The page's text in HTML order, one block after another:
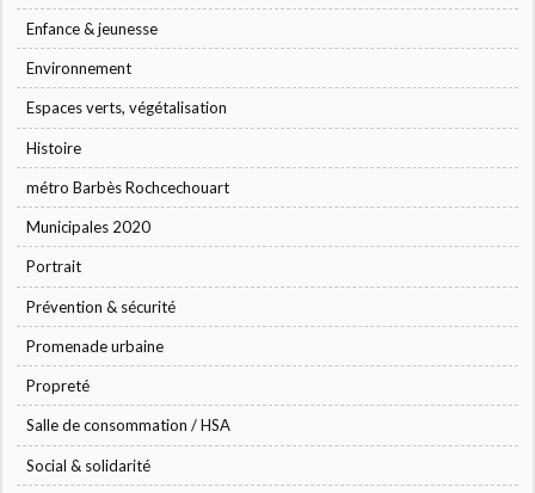
Enfance & jeunesse
Environnement
Espaces verts, végétalisation
Histoire
métro Barbès Rochcechouart
Municipales 2020
Portrait
Prévention & sécurité
Promenade urbaine
Propreté
Salle de consommation / HSA
Social & solidarité